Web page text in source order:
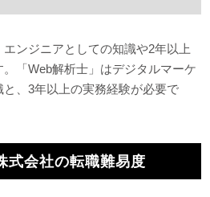
エンジニアとしての知識や2年以上
「Web解析士」はデジタルマーケ
、3年以上の実務経験が必要で
式会社の転職難易度